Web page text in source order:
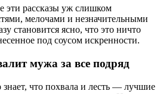
эти рассказы уж слишком
мелочами и незначительными
становится ясно, что это ничто
под соусом искренности.
мужа за все подряд
что похвала и лесть — лучшие